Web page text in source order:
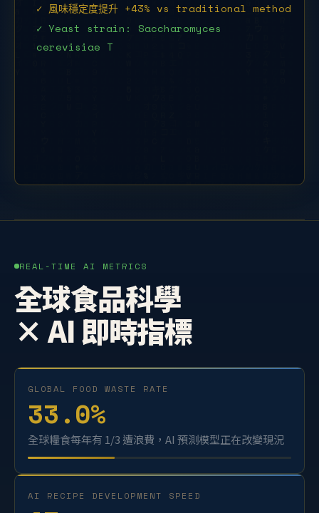
✓ 風味穩定度提升 +43% vs traditional method
✓ Yeast strain: Saccharomyces
cerevisiae THU-2025
REAL-TIME AI METRICS
全球食品科學
× AI 即時指標
GLOBAL FOOD WASTE RATE
33.0%
全球糧食每年有 1/3 遭浪費，AI 預測模型正在改變現況
AI RECIPE DEVELOPMENT SPEED